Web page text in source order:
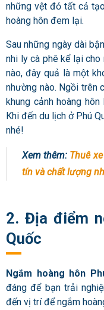
những vệt đỏ tất cả
hoàng hôn đem lại.
Sau những ngày dài
nhi ly cà phê kể lại cho
nào, đây quả là một
nhường nào. Ngồi trên
khung cảnh hoàng
Khi đến du lịch ở Phú
nhé!
Xem thêm: Thuê
tín và chất lượng
2. Địa điểm
Quốc
Ngắm hoàng hôn
đáng để bạn trải
đến vị trí để ngắm